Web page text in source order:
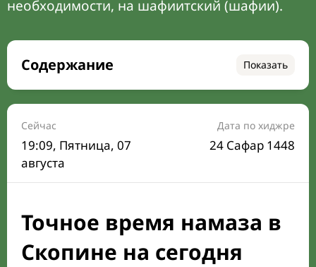
необходимости, на шафиитский (шафии).
Содержание Показать
Время намаза на сегодня
Расписание на месяц
Время Сухура и Ифтара на сегодня
Календарь рамадана
Направление киблы
Сейчас
19:09, Пятница, 07
августа
Дата по хиджре
24 Сафар 1448
Точное время намаза в
Скопине на сегодня